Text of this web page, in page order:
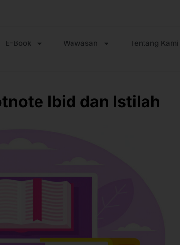
E-Book Wawasan Tentang Kami
Ibid dan Istilah